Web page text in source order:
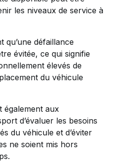
les niveaux de service à
qu’une défaillance
évitée, ce qui signifie
élevés de
du véhicule
également aux
d’évaluer les besoins
du véhicule et d’éviter
ne soient mis hors